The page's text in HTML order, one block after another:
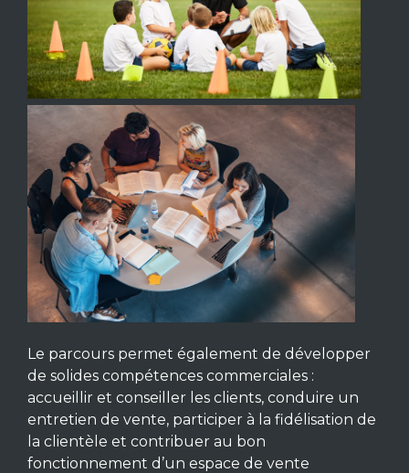
Le parcours permet également de développer
de solides compétences commerciales :
accueillir et conseiller les clients, conduire un
entretien de vente, participer à la fidélisation de
la clientèle et contribuer au bon
fonctionnement d’un espace de vente